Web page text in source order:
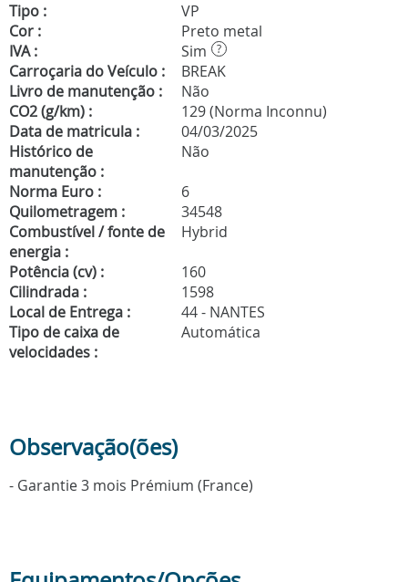
Tipo :
VP
Cor :
Preto metal
IVA :
Sim ?
Carroçaria do Veículo :
BREAK
Livro de manutenção :
Não
CO2 (g/km) :
129 (Norma Inconnu)
Data de matricula :
04/03/2025
Histórico de
manutenção :
Não
Norma Euro :
6
Quilometragem :
34548
Combustível / fonte de
energia :
Hybrid
Potência (cv) :
160
Cilindrada :
1598
Local de Entrega :
44 - NANTES
Tipo de caixa de
velocidades :
Automática
Observação(ões)
- Garantie 3 mois Prémium (France)